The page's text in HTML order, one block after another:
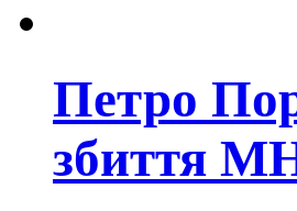
Петро
збиття